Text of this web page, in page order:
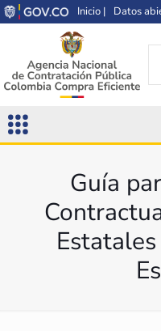
Inicio | Datos
Guía